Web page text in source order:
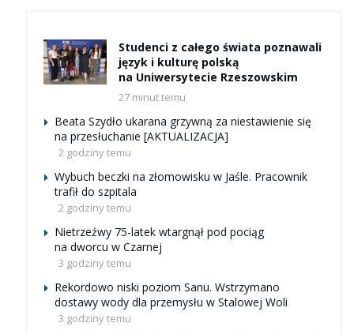
Studenci z całego świata poznawali
język i kulturę polską
na Uniwersytecie Rzeszowskim
27 minut temu
Beata Szydło ukarana grzywną za niestawienie się
na przesłuchanie [AKTUALIZACJA]
2 godziny temu
Wybuch beczki na złomowisku w Jaśle. Pracownik
trafił do szpitala
2 godziny temu
Nietrzeźwy 75-latek wtargnął pod pociąg
na dworcu w Czarnej
3 godziny temu
Rekordowo niski poziom Sanu. Wstrzymano
dostawy wody dla przemysłu w Stalowej Woli
3 godziny temu